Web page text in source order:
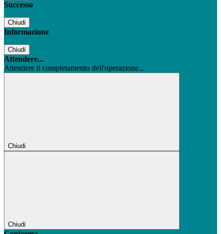
Successo
Chiudi
Informazione
Chiudi
Attendere...
Attendere il completamento dell'operazione...
Chiudi
Chiudi